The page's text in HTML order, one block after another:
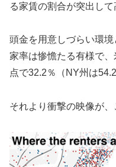
る家賃の割合が突出し
頭金を用意しづらい環
家率は惨憺たる有様で
点で32.2％（NY州は
それより衝撃の映像が、